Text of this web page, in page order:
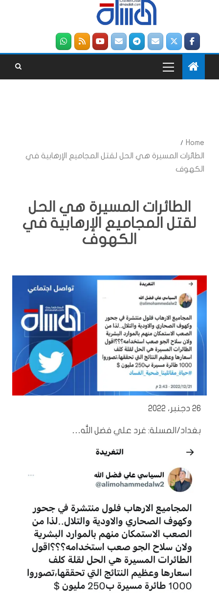
Home
الطائرات المسيرة هي الحل لقتل المجاميع الإرهابية في
الكهوف
الطائرات المسيرة هي الحل
لقتل المجاميع الإرهابية في
الكهوف
26 دجنبر، 2022
بغداد/المسلة: غرد علي فضل الله…